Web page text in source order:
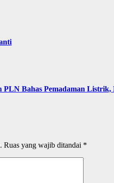
Bahas Pemadaman
Ruas yang wajib ditandai *